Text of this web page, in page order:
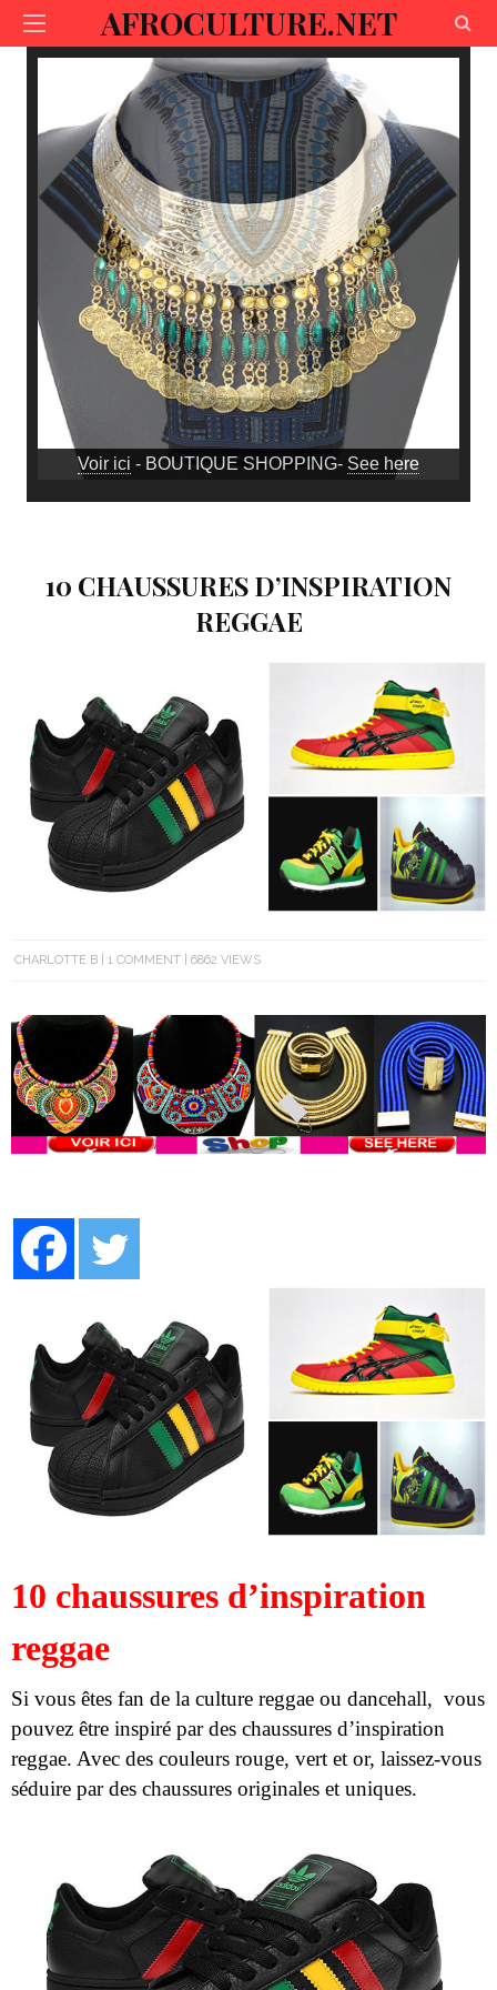
AFROCULTURE.NET
Voir ici - BOUTIQUE SHOPPING- See here
10 CHAUSSURES D’INSPIRATION
REGGAE
CHARLOTTE B 1 COMMENT 6862 VIEWS
10 chaussures d’inspiration
reggae
Si vous êtes fan de la culture reggae ou dancehall, vous
pouvez être inspiré par des chaussures d’inspiration
reggae. Avec des couleurs rouge, vert et or, laissez-vous
séduire par des chaussures originales et uniques.